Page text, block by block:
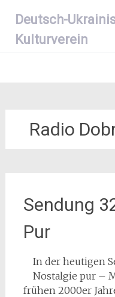
Inhalt
springen
Deutsch-
Kulturverein
Radio
Sendung
Pur
In der heutigen
Nostalgie pur –
frühen 2000er